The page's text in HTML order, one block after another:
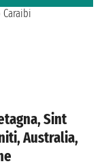
Sint
Australia,